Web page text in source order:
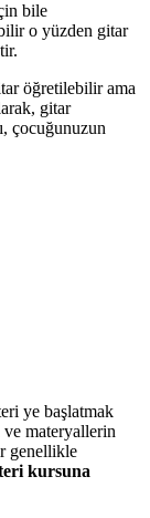
bile
o yüzden gitar
öğretilebilir ama
gitar
çocuğunuzun
ye başlatmak
ve materyallerin
genellikle
kursuna